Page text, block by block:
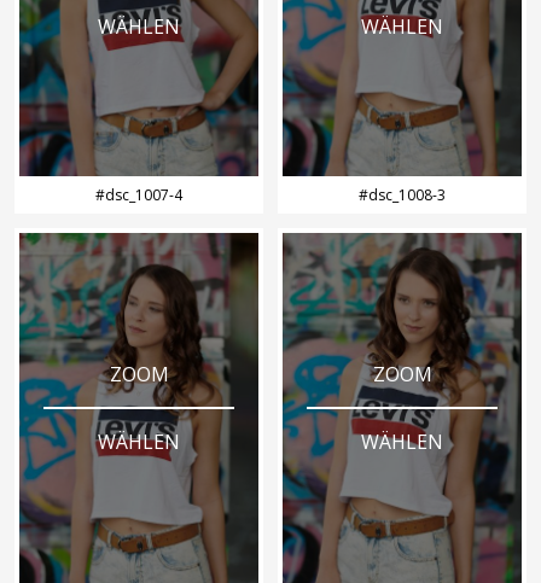
WÄHLEN
#dsc_1007-4
WÄHLEN
#dsc_1008-3
ZOOM
WÄHLEN
ZOOM
WÄHLEN